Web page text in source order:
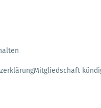
Mitgliedschaft